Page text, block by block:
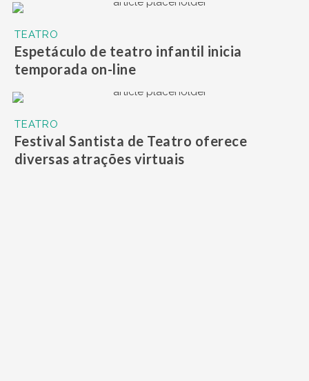
TEATRO
Espetáculo de teatro infantil inicia
temporada on-line
TEATRO
Festival Santista de Teatro oferece
diversas atrações virtuais